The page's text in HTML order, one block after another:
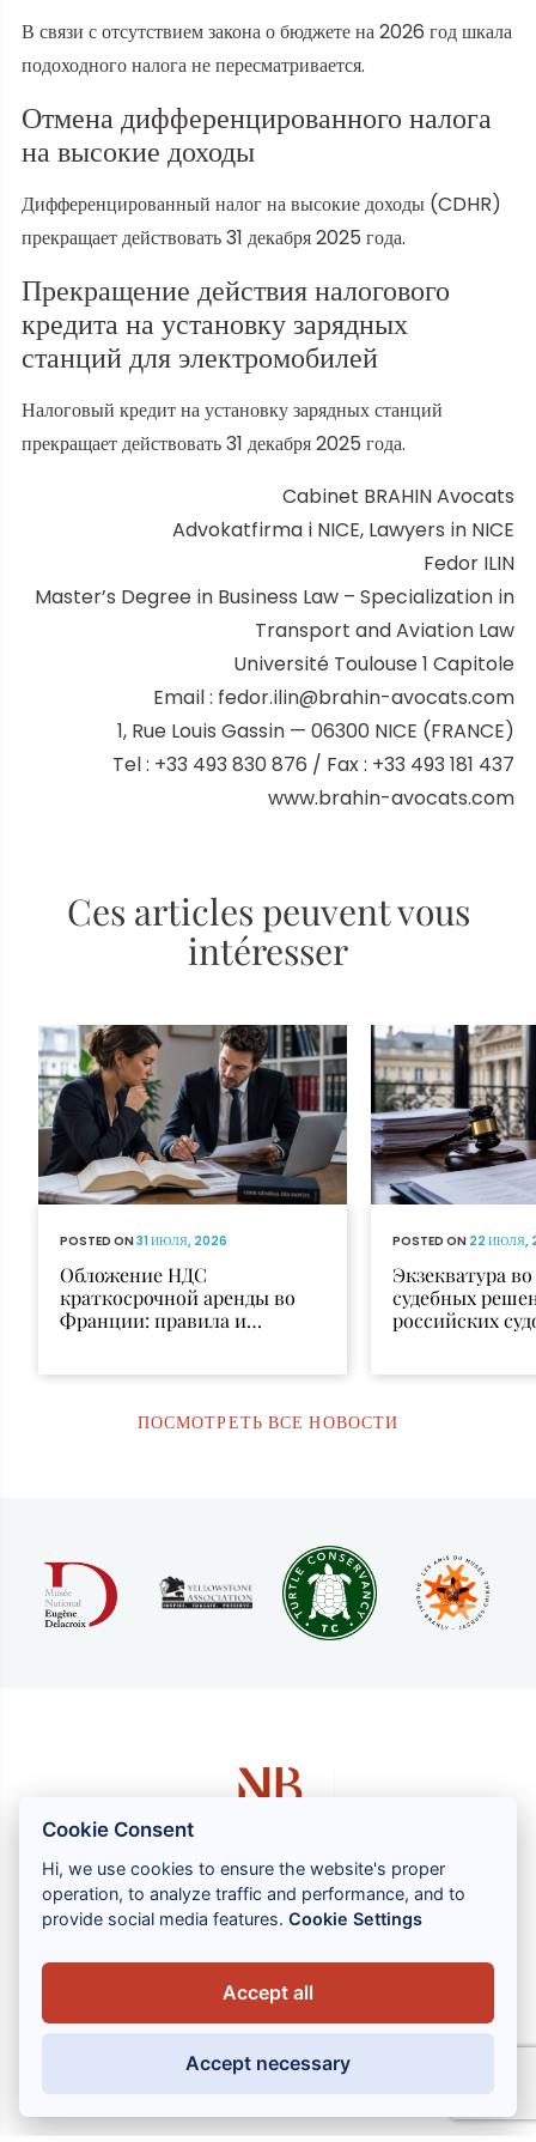
В связи с отсутствием закона о бюджете на 2026 год шкала
подоходного налога не пересматривается.
Отмена дифференцированного налога
на высокие доходы
Дифференцированный налог на высокие доходы (CDHR)
прекращает действовать 31 декабря 2025 года.
Прекращение действия налогового
кредита на установку зарядных
станций для электромобилей
Налоговый кредит на установку зарядных станций
прекращает действовать 31 декабря 2025 года.
Cabinet BRAHIN Avocats
Advokatfirma i NICE, Lawyers in NICE
Fedor ILIN
Master’s Degree in Business Law – Specialization in
Transport and Aviation Law
Université Toulouse 1 Capitole
Email : fedor.ilin@brahin-avocats.com
1, Rue Louis Gassin — 06300 NICE (FRANCE)
Tel : +33 493 830 876 / Fax : +33 493 181 437
www.brahin-avocats.com
Ces articles peuvent vous
intéresser
POSTED ON31 ИЮЛЯ, 2026
Обложение НДС
краткосрочной аренды во
Франции: правила и
POSTED ON 22 ИЮЛЯ,
Экзекватура
судебных
российских
ПОСМОТРЕТЬ ВСЕ НОВОСТИ
1 rue Louis GASSIN - 06300 NICE
Наши услуги
Полезные ссылки
Cookie Consent
Hi, we use cookies to ensure the website's proper
operation, to analyze traffic and performance, and to
provide social media features.Cookie Settings
Accept all
Accept necessary